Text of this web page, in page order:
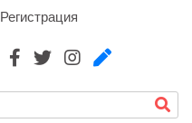
Регистрация